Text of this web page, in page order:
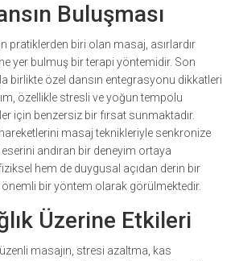
Buluşması
pratiklerden biri olan masaj, asırlardır
yer bulmuş bir terapi yöntemidir. Son
birlikte özel dansın entegrasyonu dikkatleri
özellikle stresli ve yoğun tempolu
için benzersiz bir fırsat sunmaktadır.
masaj teknikleriyle senkronize
andıran bir deneyim ortaya
hem de duygusal açıdan derin bir
bir yöntem olarak görülmektedir.
Üzerine Etkileri
masajın, stresi azaltma, kas